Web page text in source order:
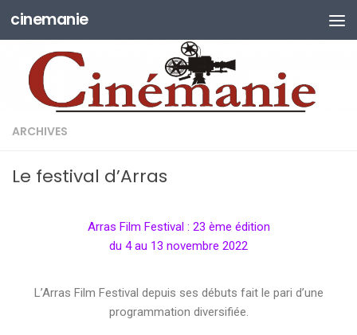
Skip to content
cinemanie
ARCHIVES
Le festival d’Arras
Arras Film Festival : 23 ème édition
du 4 au 13 novembre 2022
L’Arras Film Festival depuis ses débuts fait le pari d’une
programmation diversifiée.